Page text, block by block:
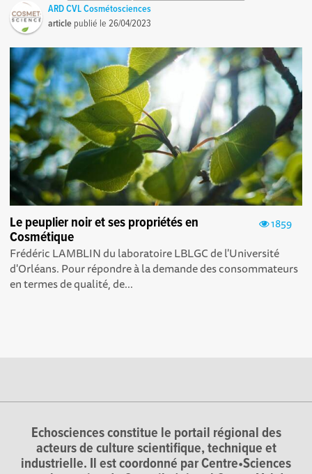
ARD CVL Cosmétosciences
article publié le26/04/2023
1859
Le peuplier noir et ses propriétés en
Cosmétique
Frédéric LAMBLIN du laboratoire LBLGC de l'Université
d'Orléans . Pour répondre à la demande des consommateurs
en termes de qualité, de...
Echosciences constitue le portail régional des
acteurs de culture scientifique, technique et
industrielle. Il est coordonné par Centre•Sciences